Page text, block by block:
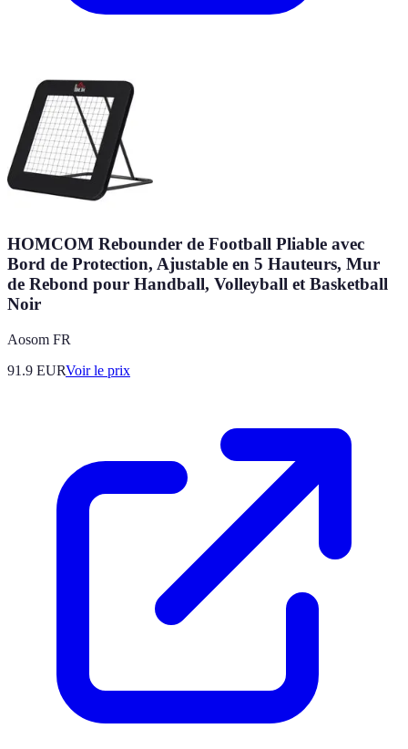
HOMCOM Rebounder de Football Pliable avec
Bord de Protection, Ajustable en 5 Hauteurs, Mur
de Rebond pour Handball, Volleyball et Basketball
Noir
Aosom FR
91.9 EURVoir le prix